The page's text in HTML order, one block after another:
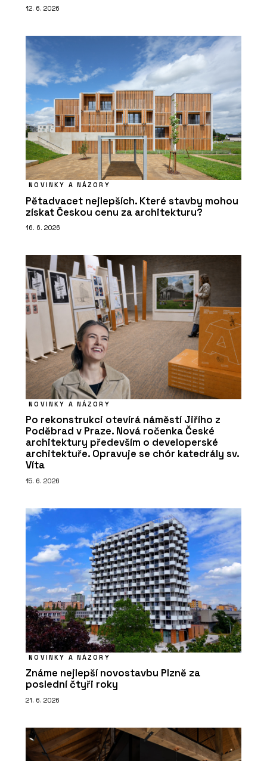
12. 6. 2026
NOVINKY A NÁZORY
Pětadvacet nejlepších. Které stavby mohou
získat Českou cenu za architekturu?
16. 6. 2026
NOVINKY A NÁZORY
Po rekonstrukci otevírá náměstí Jiřího z
Poděbrad v Praze. Nová ročenka České
architektury především o developerské
architektuře. Opravuje se chór katedrály sv.
Víta
15. 6. 2026
NOVINKY A NÁZORY
Známe nejlepší novostavbu Plzně za
poslední čtyři roky
21. 6. 2026